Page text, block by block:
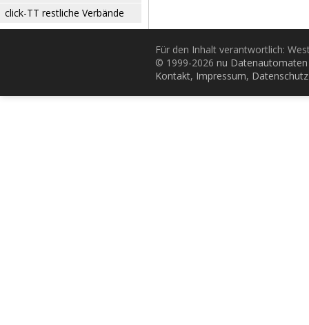
click-TT restliche Verbände
Für den Inhalt verantwortlich:
© 1999-2026 nu
Kontakt, Impressum, Datenschutz